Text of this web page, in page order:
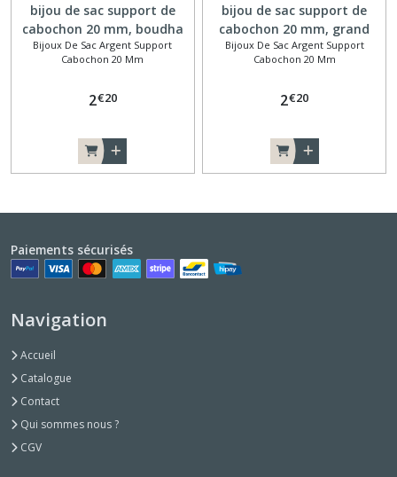
bijou de sac support de
cabochon 20 mm, boudha
et aum
Bijoux De Sac Argent Support
Cabochon 20 Mm
2€20
bijou de sac support de
cabochon 20 mm, grand
cœur volutes
Bijoux De Sac Argent Support
Cabochon 20 Mm
2€20
Paiements sécurisés
Navigation
Accueil
Catalogue
Contact
Qui sommes nous ?
CGV